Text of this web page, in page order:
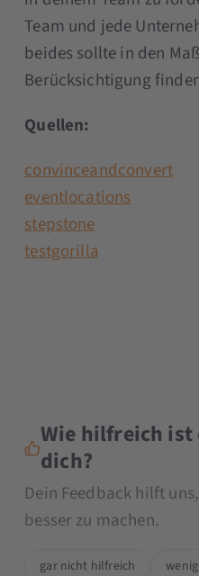
Team und jede
beides sollte in den
Berücksichtigung
Quellen:
convinceandconvert
eventlocations
stepstone
testgorilla
Wie hilfreich
dich?
Dein Feedback hilft
besser zu machen.
gar nicht hilfreich